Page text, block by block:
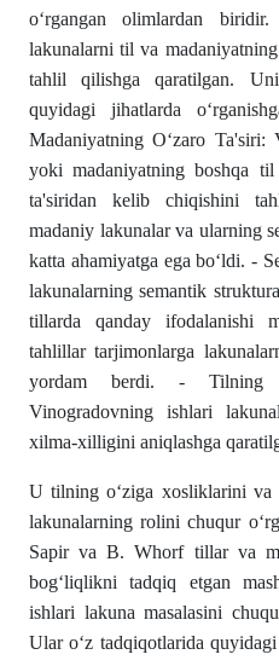
о‘rgangan olimlardan
lakunalarni til va
tahlil qilishga qaratilgan.
quyidagi jihatlarda
Madaniyatning О‘zaro
yoki madaniyatning boshqa
ta'siridan kelib chiqishini
madaniy lakunalar va ularning
katta ahamiyatga ega bо‘ldi. -
lakunalarning semantik
tillarda qanday ifodalanishi
tahlillar tarjimonlarga
yordam berdi. - Tilning
Vinogradovning ishlari
xilma-xilligini aniqlashga
U tilning о‘ziga xosliklarini va
lakunalarning rolini chuqur
Sapir va B. Whorf tillar va
bog‘liqlikni tadqiq etgan
ishlari lakuna masalasini
Ular о‘z tadqiqotlarida